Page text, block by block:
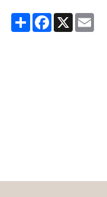
PartagerFacebook
X